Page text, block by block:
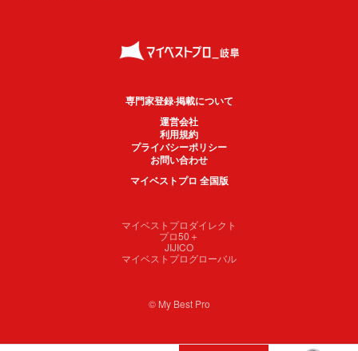
専門家登録·掲載について
運営会社
利用規約
プライバシーポリシー
お問い合わせ
マイベストプロ 全国版
マイベストプロダイレクト
プロ50＋
JIJICO
マイベストプログローバル
© My Best Pro